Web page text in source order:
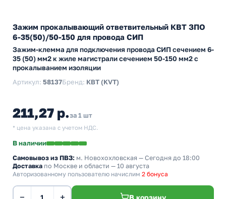
Зажим прокалывающий ответвительный КВТ ЗПО
6-35(50)/50-150 для провода СИП
Зажим-клемма для подключения провода СИП сечением 6-
35 (50) мм2 к жиле магистрали сечением 50-150 мм2 с
прокалыванием изоляции
Артикул: 58137Бренд: КВТ (KVT)
211,27 р.за 1 шт
* цена указана с учетом НДС.
В наличии
Самовывоз из ПВЗ: м. Новохохловская — Сегодня до 18:00
Доставка по Москве и области — 10 августа
Авторизованному пользователю начислим 2 бонуса
В корзину